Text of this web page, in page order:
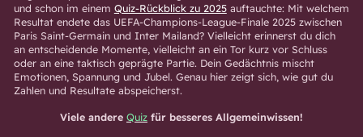
und schon im einem Quiz-Rückblick zu 2025auftauchte: Mit welchem
Resultat endete das UEFA-Champions-League-Finale 2025 zwischen
Paris Saint-Germain und Inter Mailand? Vielleicht erinnerst du dich
an entscheidende Momente, vielleicht an ein Tor kurz vor Schluss
oder an eine taktisch geprägte Partie. Dein Gedächtnis mischt
Emotionen, Spannung und Jubel. Genau hier zeigt sich, wie gut du
Zahlen und Resultate abspeicherst.
Viele andere Quiz für besseres Allgemeinwissen!